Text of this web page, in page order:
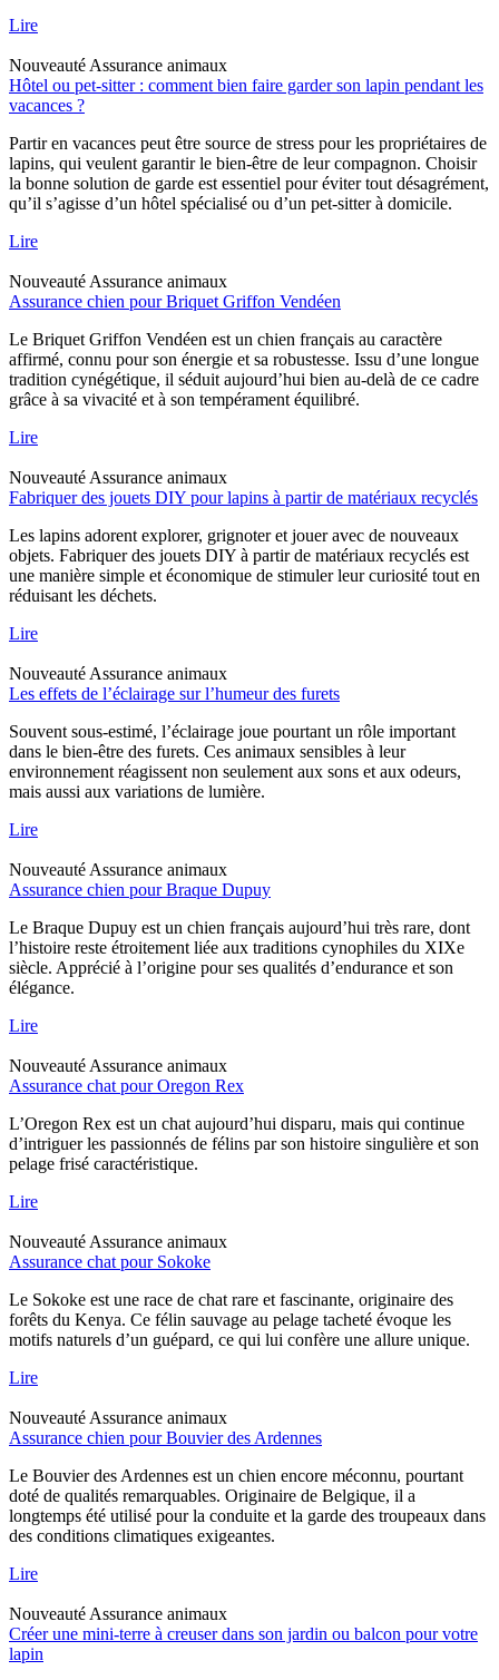
Lire
Nouveauté Assurance animaux
Hôtel ou pet-sitter : comment bien faire garder son lapin pendant les
vacances ?
Partir en vacances peut être source de stress pour les propriétaires de
lapins, qui veulent garantir le bien-être de leur compagnon. Choisir
la bonne solution de garde est essentiel pour éviter tout désagrément,
qu’il s’agisse d’un hôtel spécialisé ou d’un pet-sitter à domicile.
Lire
Nouveauté Assurance animaux
Assurance chien pour Briquet Griffon Vendéen
Le Briquet Griffon Vendéen est un chien français au caractère
affirmé, connu pour son énergie et sa robustesse. Issu d’une longue
tradition cynégétique, il séduit aujourd’hui bien au-delà de ce cadre
grâce à sa vivacité et à son tempérament équilibré.
Lire
Nouveauté Assurance animaux
Fabriquer des jouets DIY pour lapins à partir de matériaux recyclés
Les lapins adorent explorer, grignoter et jouer avec de nouveaux
objets. Fabriquer des jouets DIY à partir de matériaux recyclés est
une manière simple et économique de stimuler leur curiosité tout en
réduisant les déchets.
Lire
Nouveauté Assurance animaux
Les effets de l’éclairage sur l’humeur des furets
Souvent sous-estimé, l’éclairage joue pourtant un rôle important
dans le bien-être des furets. Ces animaux sensibles à leur
environnement réagissent non seulement aux sons et aux odeurs,
mais aussi aux variations de lumière.
Lire
Nouveauté Assurance animaux
Assurance chien pour Braque Dupuy
Le Braque Dupuy est un chien français aujourd’hui très rare, dont
l’histoire reste étroitement liée aux traditions cynophiles du XIXe
siècle. Apprécié à l’origine pour ses qualités d’endurance et son
élégance.
Lire
Nouveauté Assurance animaux
Assurance chat pour Oregon Rex
L’Oregon Rex est un chat aujourd’hui disparu, mais qui continue
d’intriguer les passionnés de félins par son histoire singulière et son
pelage frisé caractéristique.
Lire
Nouveauté Assurance animaux
Assurance chat pour Sokoke
Le Sokoke est une race de chat rare et fascinante, originaire des
forêts du Kenya. Ce félin sauvage au pelage tacheté évoque les
motifs naturels d’un guépard, ce qui lui confère une allure unique.
Lire
Nouveauté Assurance animaux
Assurance chien pour Bouvier des Ardennes
Le Bouvier des Ardennes est un chien encore méconnu, pourtant
doté de qualités remarquables. Originaire de Belgique, il a
longtemps été utilisé pour la conduite et la garde des troupeaux dans
des conditions climatiques exigeantes.
Lire
Nouveauté Assurance animaux
Créer une mini-terre à creuser dans son jardin ou balcon pour votre
lapin